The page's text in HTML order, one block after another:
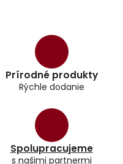
Prírodné produkty
Rýchle dodanie
Spolupracujeme
s našimi partnermi